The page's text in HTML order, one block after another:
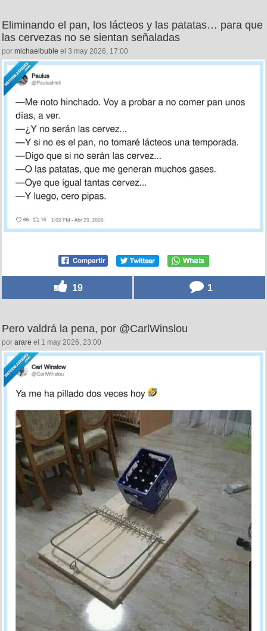
Eliminando el pan, los lácteos y las patatas… para que
las cervezas no se sientan señaladas
por michaelbuble el 3 may 2026, 17:00
19 1
Pero valdrá la pena, por @CarlWinslou
por arare el 1 may 2026, 23:00